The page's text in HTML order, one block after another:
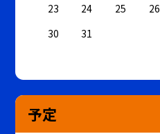
23
24 25 26
30
31
予定